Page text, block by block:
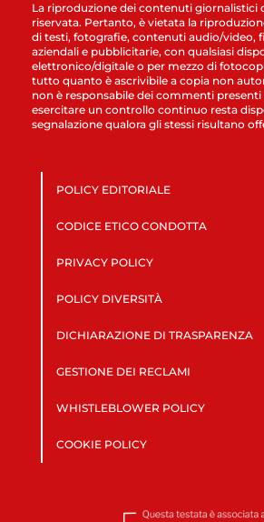
La riproduzione dei contenuti giornalistici
riservata. Pertanto, è vietata la
di testi, fotografie, contenuti audio/video,
aziendali e pubblicitarie, con qualsiasi
elettronico/digitale o per mezzo di
tutto quanto è ascrivibile a copia non
non è responsabile dei commenti
esercitare un controllo continuo resta
segnalazione qualora gli stessi risultano
POLICY EDITORIALE
CODICE ETICO CONDOTTA
PRIVACY POLICY
POLICY DIVERSITÀ
DICHIARAZIONE DI TRASPARENZA
GESTIONE DEI RECLAMI
WHISTLEBLOWER POLICY
COOKIE POLICY